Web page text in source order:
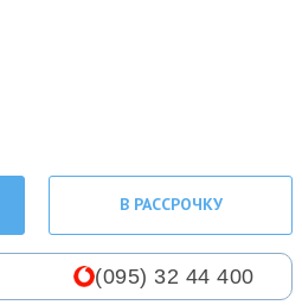
В РАССРОЧКУ
(095) 32 44 400